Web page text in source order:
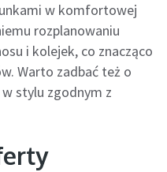
w komfortowej
rozplanowaniu
i kolejek, co znacząco
Warto zadbać też o
stylu zgodnym z